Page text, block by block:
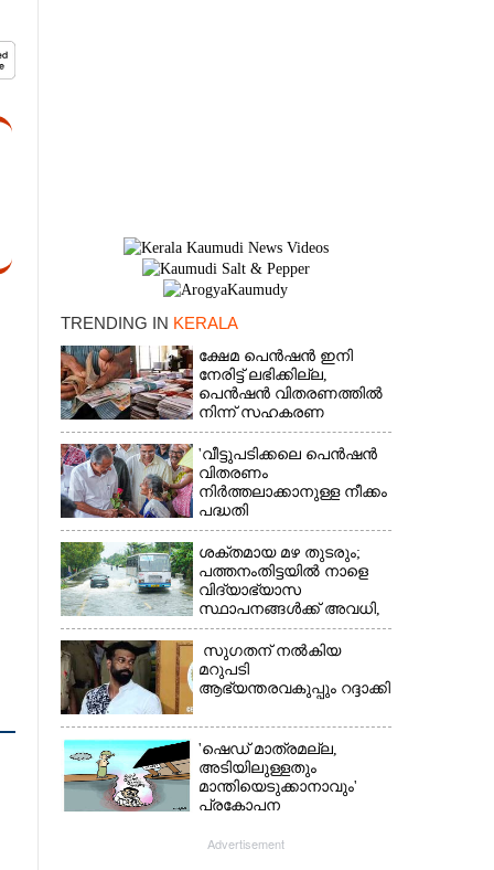
TRENDING IN KERALA
ക്ഷേമ പെൻഷൻ ഇനി
നേരിട്ട് ലഭിക്കില്ല,​
പെൻഷൻ വിതരണത്തിൽ
നിന്ന് സഹകരണ
ബാങ്കുകളെ ഒഴിവാക്കി
'വീട്ടുപടിക്കലെ പെൻഷൻ
വിതരണം
നിർത്തലാക്കാനുള്ള നീക്കം
പദ്ധതി
അവസാനിപ്പിക്കാനുള്ള
യുഡിഎഫ് അജണ്ടയുടെ
ആദ്യപടി'
ശക്തമായ മഴ തുടരും;
പത്തനംതിട്ടയിൽ നാളെ
വിദ്യാഭ്യാസ
സ്ഥാപനങ്ങൾക്ക് അവധി,​
ജില്ലയിൽ ഇന്ന് റെ‌ഡും
നാളെ ഓറഞ്ചും അലർട്ട്
സുഗതന് നൽകിയ
മറുപടി
ആഭ്യന്തരവകുപ്പും റദ്ദാക്കി
'ഷെഡ് മാത്രമല്ല,
അടിയിലുള്ളതും
മാന്തിയെടുക്കാനാവും'
പ്രകോപന
രാഗേഷ്
Advertisement
×